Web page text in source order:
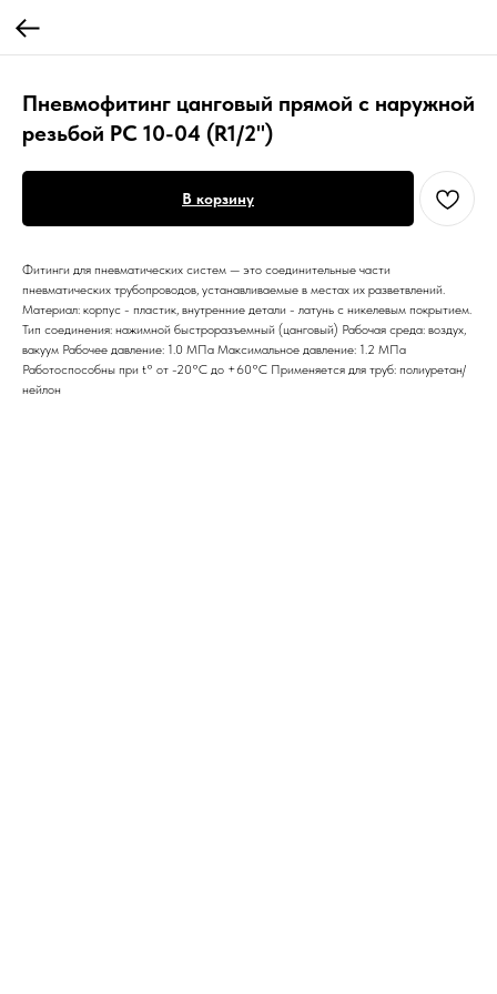
Пневмофитинг цанговый прямой с наружной
резьбой PC 10-04 (R1/2")
В корзину
Фитинги для пневматических систем — это соединительные части
пневматических трубопроводов, устанавливаемые в местах их разветвлений.
Материал: корпус - пластик, внутренние детали - латунь с никелевым покрытием.
Тип соединения: нажимной быстроразъемный (цанговый) Рабочая среда: воздух,
вакуум Рабочее давление: 1.0 МПа Максимальное давление: 1.2 МПа
Работоспособны при t° от -20°С до +60°С Применяется для труб: полиуретан/
нейлон